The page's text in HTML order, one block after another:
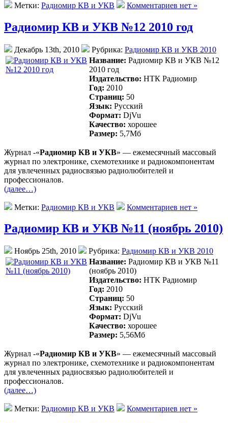
Метки: Радиомир КВ и УКВ Комментариев нет »
Радиомир КВ и УКВ №12 2010 год
Декабрь 13th, 2010 Рубрика: Радиомир КВ и УКВ 2010
Название: Радиомир КВ и УКВ №12
2010 год
Издательство: НТК Радиомир
Год: 2010
Страниц: 50
Язык: Русский
Формат: DjVu
Качество: хорошее
Размер: 5,7Mб
Журнал -«Радиомир КВ и УКВ» — ежемесячный массовый
журнал по электронике, схемотехнике и радиокомпонентам
для увлеченных радиосвязью радиолюбителей и
профессионалов.
(далее…)
Метки: Радиомир КВ и УКВ Комментариев нет »
Радиомир КВ и УКВ №11 (ноябрь 2010)
Ноябрь 25th, 2010 Рубрика: Радиомир КВ и УКВ 2010
Название: Радиомир КВ и УКВ №11
(ноябрь 2010)
Издательство: НТК Радиомир
Год: 2010
Страниц: 50
Язык: Русский
Формат: DjVu
Качество: хорошее
Размер: 5,56Mб
Журнал -«Радиомир КВ и УКВ» — ежемесячный массовый
журнал по электронике, схемотехнике и радиокомпонентам
для увлеченных радиосвязью радиолюбителей и
профессионалов.
(далее…)
Метки: Радиомир КВ и УКВ Комментариев нет »